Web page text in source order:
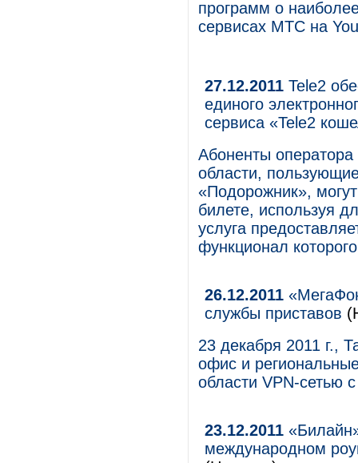
программ о
сервисах МТС на
27.12.2011 Tele2
единого
сервиса «Tele2
Абоненты оператора
области,
«Подорожник»,
билете, используя
услуга
функционал
26.12.2011
службы приставов
23 декабря 2011 г.,
офис и
области VPN-сетью
23.12.2011
международном